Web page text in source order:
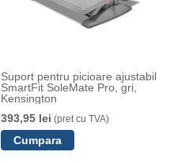
Suport pentru picioare ajustabil
SmartFit SoleMate Pro, gri,
Kensington
393,95 lei (pret cu TVA)